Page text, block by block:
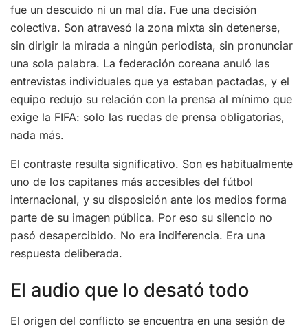
fue un descuido ni un mal día. Fue una decisión
colectiva. Son atravesó la zona mixta sin detenerse,
sin dirigir la mirada a ningún periodista, sin pronunciar
una sola palabra. La federación coreana anuló las
entrevistas individuales que ya estaban pactadas, y el
equipo redujo su relación con la prensa al mínimo que
exige la FIFA: solo las ruedas de prensa obligatorias,
nada más.
El contraste resulta significativo. Son es habitualmente
uno de los capitanes más accesibles del fútbol
internacional, y su disposición ante los medios forma
parte de su imagen pública. Por eso su silencio no
pasó desapercibido. No era indiferencia. Era una
respuesta deliberada.
El audio que lo desató todo
El origen del conflicto se encuentra en una sesión de